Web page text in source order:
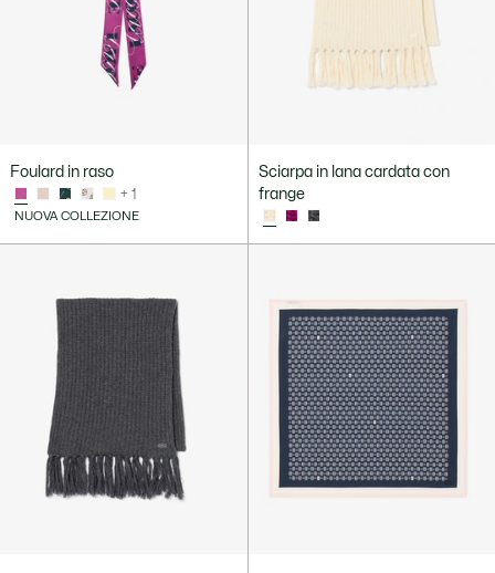
Foulard in raso
+ 1
NUOVA COLLEZIONE
Sciarpa in lana cardata con
frange